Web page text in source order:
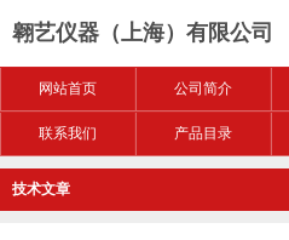
翱艺仪器（上海）有限公司
网站首页 公司简介
联系我们 产品目录
技术文章